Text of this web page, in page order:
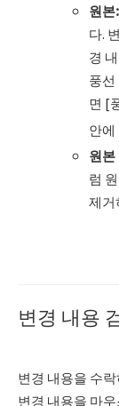
원본:
다.
경
풍
면 [
안
원본
럼
제거
변경 내용
변경 내용을 수
변경 내용을 마